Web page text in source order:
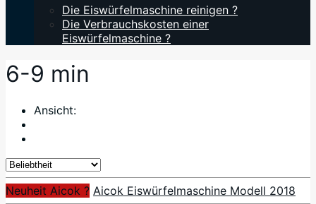
Die Eiswürfelmaschine reinigen ?
Die Verbrauchskosten einer
Eiswürfelmaschine ?
6-9 min
Ansicht:
Neuheit Aicok ? Aicok Eiswürfelmaschine Modell 2018